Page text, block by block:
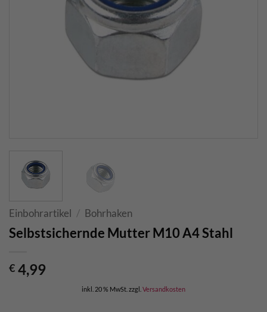
Einbohrartikel / Bohrhaken
Selbstsichernde Mutter M10 A4 Stahl
€ 4,99
inkl. 20 % MwSt. zzgl. Versandkosten